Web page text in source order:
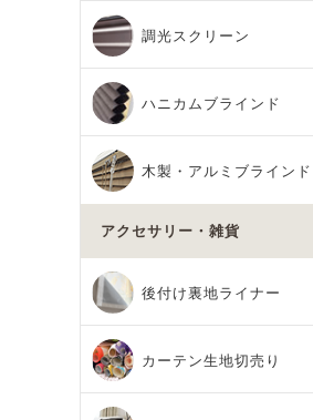
調光スクリーン
ハニカムブラインド
木製・アルミブラインド
アクセサリー・雑貨
後付け裏地ライナー
カーテン生地切売り